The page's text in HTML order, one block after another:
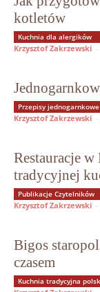
kotletów
Kuchnia dla alergików
Krzysztof Zakrzewski -
Przepisy jednogarnkowe
Krzysztof Zakrzewski -
Restauracje
tradycyjnej
Publikacje Czytelników
Krzysztof Zakrzewski -
Bigos
czasem
Kuchnia tradycyjna